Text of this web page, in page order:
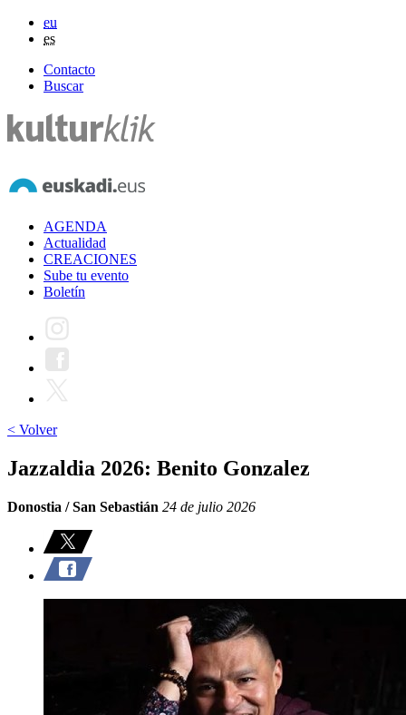
eu
es
Contacto
Buscar
AGENDA
Actualidad
CREACIONES
Sube tu evento
Boletín
< Volver
Jazzaldia 2026: Benito Gonzalez
Donostia / San Sebastián 24 de julio 2026